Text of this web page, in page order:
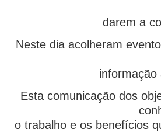
darem a
Neste dia acolheram
informação
Esta comunicação dos
o trabalho e os benefícios